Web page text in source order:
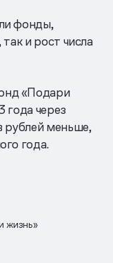
фонды,
и рост числа
«Подари
года через
рублей меньше,
года.
жизнь»